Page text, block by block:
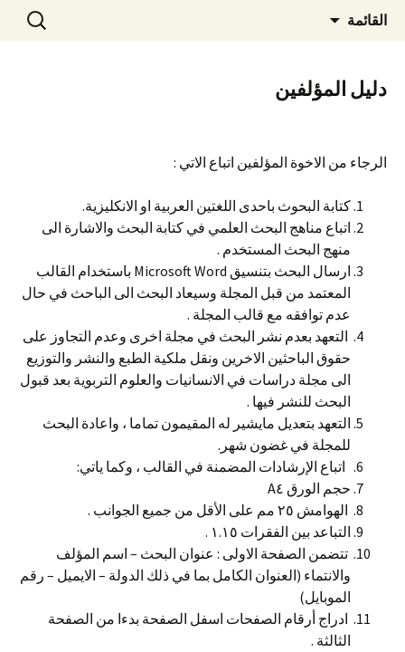
انتقلمجلة دراسات في الانسانيات
والعلوم التربوية
Journal of Studies in Humanities and
Educational Sciences
القائمة
البحث
عن:
دلیل المؤلفین
الرجاء من الاخوة المؤلفين اتباع الاتي :
كتابة البحوث باحدى اللغتين العربية او الانكليزية.
اتباع مناهج البحث العلمي في كتابة البحث والاشارة الى
منهج البحث المستخدم .
ارسال البحث بتنسيق Microsoft Word باستخدام القالب
المعتمد من قبل المجلة وسيعاد البحث الى الباحث في حال
عدم توافقه مع قالب المجلة .
التعهد بعدم نشر البحث في مجلة اخرى وعدم التجاوز على
حقوق الباحثين الاخرين ونقل ملكية الطبع والنشر والتوزيع
الى مجلة دراسات في الانسانيات والعلوم التربوية بعد قبول
البحث للنشر فيها .
التعهد بتعديل مايشير له المقيمون تماما ، واعادة البحث
للمجلة في غضون شهر.
اتباع الإرشادات المضمنة في القالب ، وكما ياتي:
حجم الورق A٤
الهوامش ٢٥ مم على الأقل من جميع الجوانب .
التباعد بين الفقرات ١.١٥ .
تتضمن الصفحة الاولى : عنوان البحث – اسم المؤلف
والانتماء (العنوان الكامل بما في ذلك الدولة – الايميل – رقم
الموبايل)
ادراج أرقام الصفحات اسفل الصفحة بدءا من الصفحة
الثالثة .